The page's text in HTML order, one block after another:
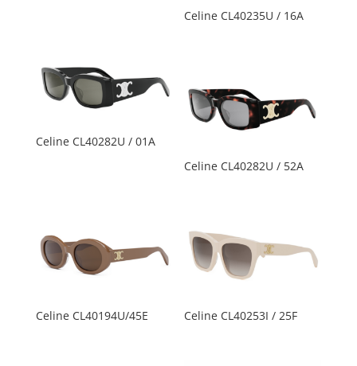
Celine CL40235U / 16A
Celine CL40282U / 01A
Celine CL40282U / 52A
Celine CL40194U/45E Celine CL40253I / 25F